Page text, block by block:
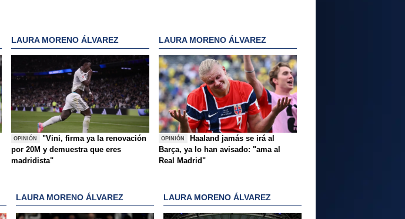
LAURA MORENO ÁLVAREZ
OPINIÓN
"Vini, firma ya la renovación
por 20M y demuestra que eres
madridista"
LAURA MORENO ÁLVAREZ
OPINIÓN
Haaland jamás se irá al
Barça, ya lo han avisado: "ama al
Real Madrid"
LAURA MORENO ÁLVAREZ LAURA MORENO ÁLVAREZ